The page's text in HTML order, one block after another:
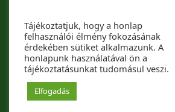
Telefax: +36 62 425-435
Copyright © 2022. Csongrád-
Önkormányzata. Minden jog
Készítette: Csongrád-Csanád
Tájékoztatjuk, hogy a honlap
felhasználói élmény fokozásának
érdekében sütiket alkalmazunk. A
honlapunk használatával ön a
tájékoztatásunkat tudomásul veszi.
Elfogadás